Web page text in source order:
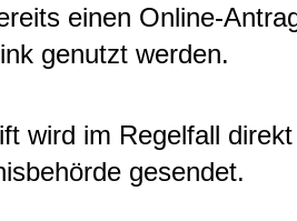
einen Online-
genutzt werden.
wird im Regelfall
gesendet.